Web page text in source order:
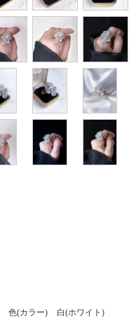
色(カラー)
白(ホワイト)